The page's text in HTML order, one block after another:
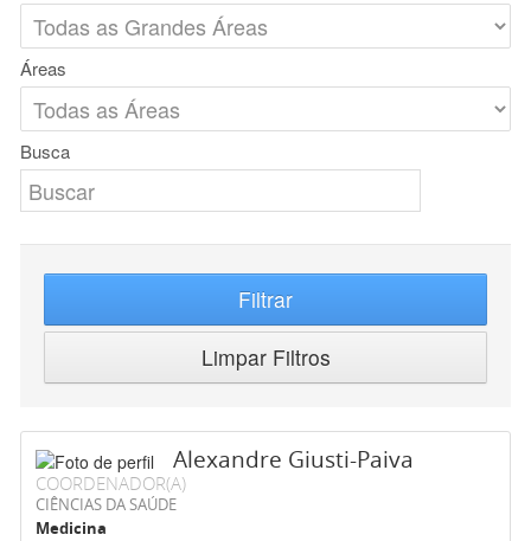
Áreas
Busca
Filtrar
Limpar Filtros
Alexandre Giusti-Paiva
COORDENADOR(A)
CIÊNCIAS DA SAÚDE
Medicina